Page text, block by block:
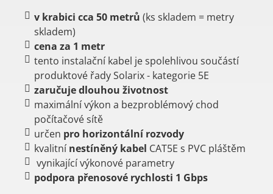
v krabici cca 50 metrů (ks skladem = metry
skladem)
cena za 1 metr
tento instalační kabel je spolehlivou součástí
produktové řady Solarix - kategorie 5E
zaručuje dlouhou životnost
maximální výkon a bezproblémový chod
počítačové sítě
určen pro horizontální rozvody
kvalitní nestíněný kabel CAT5E s PVC pláštěm
vynikající výkonové parametry
podpora přenosové rychlosti 1 Gbps